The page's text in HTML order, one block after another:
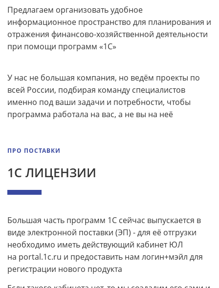
Предлагаем организовать удобное
информационное пространство для планирования и
отражения финансово-хозяйственной деятельности
при помощи программ «1С»
У нас не большая компания, но ведëм проекты по
всей России, подбирая команду специалистов
именно под ваши задачи и потребности, чтобы
программа работала на вас, а не вы на неё
ПРО ПОСТАВКИ
1С ЛИЦЕНЗИИ
Большая часть программ 1С сейчас выпускается в
виде электронной поставки (ЭП) - для её отгрузки
необходимо иметь действующий кабинет ЮЛ
на portal.1c.ru и предоставить нам логин+мэйл для
регистрации нового продукта